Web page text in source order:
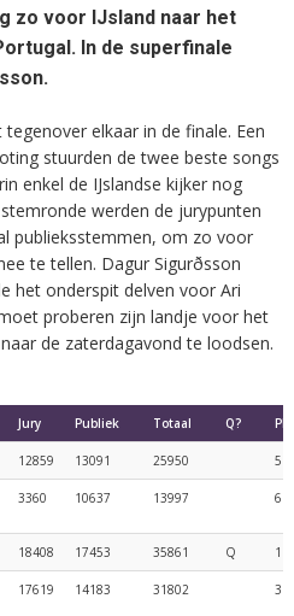
zo voor IJsland naar het
In de superfinale
elkaar in de finale. Een
stuurden de twee beste songs
enkel de IJslandse kijker nog
werden de jurypunten
publieksstemmen, om zo voor
te tellen. Dagur Sigurðsson
het onderspit delven voor Ari
proberen zijn landje voor het
de zaterdagavond te loodsen.
Jury Publiek Totaal Q?
12859 13091 25950 5
3360 10637 13997 6
18408 17453 35861 Q 1
17619 14183 31802 3